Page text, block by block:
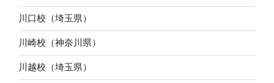
川口校（埼玉県）
川崎校（神奈川県）
川越校（埼玉県）